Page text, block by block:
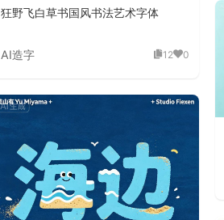
狂野飞白草书国风书法艺术字体
AI造字 12 0